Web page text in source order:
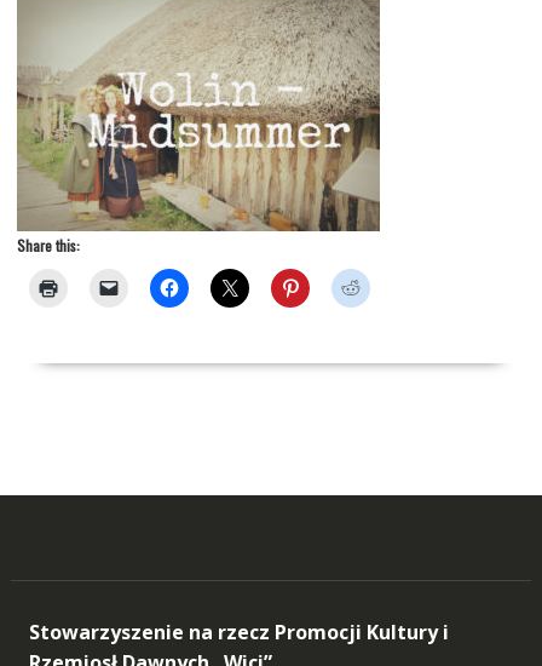
Share this:
Stowarzyszenie na rzecz Promocji Kultury i